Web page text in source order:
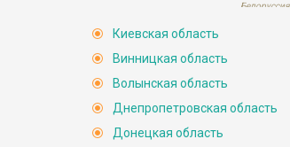
Винницкая
Волынская
область
Закарпатская
область
Ивано-
Франковская
Львовская
область
область
Хмельницкая
область
Черновицкая
область
Белоруссия
Слов.
Киевская область
Винницкая область
Волынская область
Днепропетровская область
Донецкая область